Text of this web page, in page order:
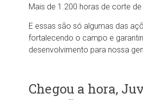
Mais de 1.200 horas de corte de
E essas são só algumas das
fortalecendo o campo e
desenvolvimento para nossa
Chegou a hora,